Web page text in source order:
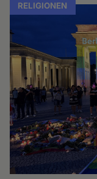
RELIGIONEN